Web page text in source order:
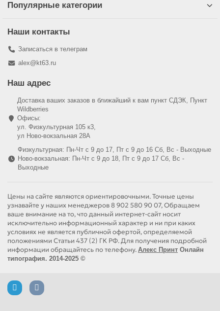
Популярные категории
Наши контакты
Записаться в телеграм
alex@kt63.ru
Наш адрес
Доставка ваших заказов в ближайший к вам пункт СДЭК, Пункт
Wildberries
Офисы:
ул. Физкультурная 105 к3,
ул Ново-вокзальная 28А
Физкультурная: Пн-Чт с 9 до 17, Пт с 9 до 16 Сб, Вс - Выходные
Ново-вокзальная: Пн-Чт с 9 до 18, Пт с 9 до 17 Сб, Вс -
Выходные
Цены на сайте являются ориентировочными. Точные цены
узнавайте у наших менеджеров 8 902 580 90 07, Обращаем
ваше внимание на то, что данный интернет-сайт носит
исключительно информационный характер и ни при каких
условиях не является публичной офертой, определяемой
положениями Статьи 437 (2) ГК РФ. Для получения подробной
информации обращайтесь по телефону. Алекс Принт Онлайн
типография. 2014-2025 ©